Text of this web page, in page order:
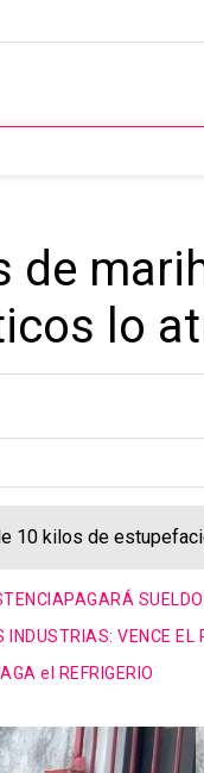
de
lo
10 kilos de
INDUSTRIAS: VENCE
el REFRIGERIO